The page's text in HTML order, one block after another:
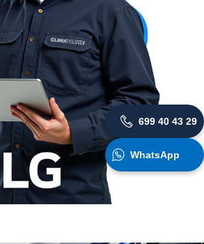
699 40 43 29
WhatsApp